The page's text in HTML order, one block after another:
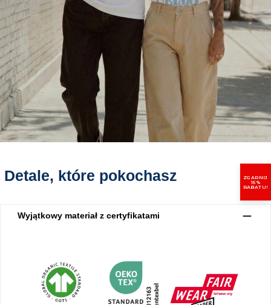
Detale, które pokochasz
Wyjątkowy materiał z certyfikatami
ZGARNIJ
15%
RABATU!